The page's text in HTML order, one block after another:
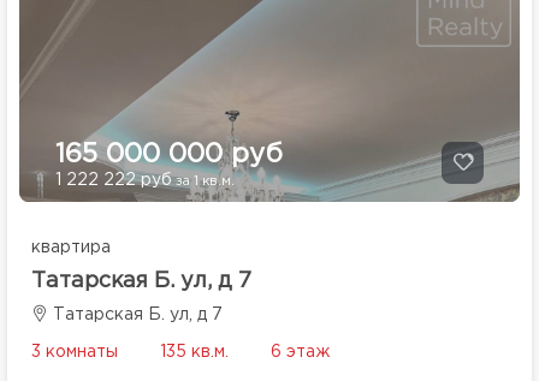
165 000 000 руб
1 222 222 руб за 1 кв.м.
квартира
Татарская Б. ул, д 7
Татарская Б. ул, д 7
3 комнаты 135 кв.м. 6 этаж